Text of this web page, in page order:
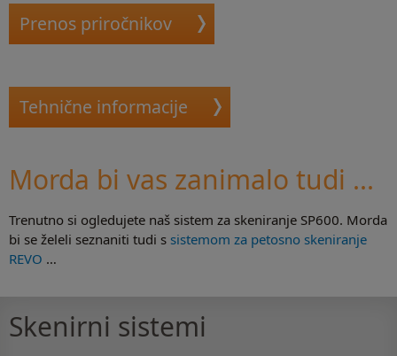
Prenos priročnikov
Tehnične informacije
Morda bi vas zanimalo tudi ...
Trenutno si ogledujete naš sistem za skeniranje SP600. Morda
bi se želeli seznaniti tudi s sistemom za petosno skeniranje
REVO …
Skenirni sistemi